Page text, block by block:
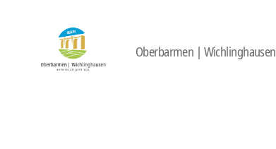
Oberbarmen | Wichlinghausen